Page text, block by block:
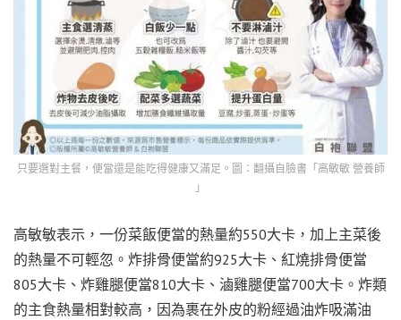
只要選對主餐，便當還是能吃得健康又滿足。圖：翻攝自臉書「高敏敏 營養師
」
高敏敏表示，一份菜飯便當的熱量約550大卡，加上主菜後
的熱量不可輕忽。炸排骨便當約925大卡、紅燒排骨便當
805大卡、炸雞腿便當810大卡、滷雞腿便當700大卡。炸類
的主食熱量相對較高，因為裹在外皮的粉經過油炸吸滿油